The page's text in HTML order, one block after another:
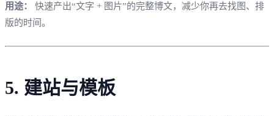
用途：
快速产出“文字 + 图片”的完整博文，减少你再去找图、排
版的时间。
5. 建站与模板